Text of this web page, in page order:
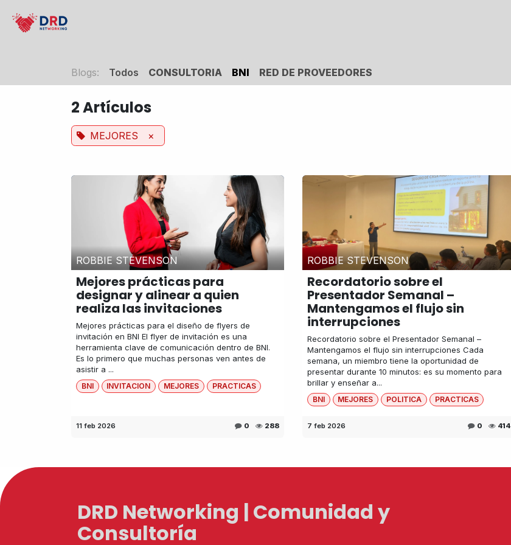
Blogs: Todos CONSULTORIA BNI RED DE PROVEEDORES
2 Artículos
MEJORES ×
ROBBIE STEVENSON
Mejores prácticas para
designar y alinear a quien
realiza las invitaciones
Mejores prácticas para el diseño de flyers de
invitación en BNI El flyer de invitación es una
herramienta clave de comunicación dentro de BNI.
Es lo primero que muchas personas ven antes de
asistir a ...
BNI INVITACION MEJORES PRACTICAS
11 feb 2026 0 288
ROBBIE STEVENSON
Recordatorio sobre el
Presentador Semanal –
Mantengamos el flujo sin
interrupciones
Recordatorio sobre el Presentador Semanal –
Mantengamos el flujo sin interrupciones Cada
semana, un miembro tiene la oportunidad de
presentar durante 10 minutos: es su momento para
brillar y enseñar a...
BNI MEJORES POLITICA PRACTICAS
7 feb 2026 0 414
DRD Networking | Comunidad y
Consultoría